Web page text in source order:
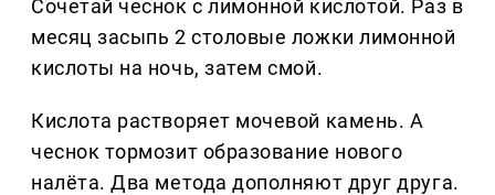
Сочетай чеснок с лимонной кислотой. Раз в
месяц засыпь 2 столовые ложки лимонной
кислоты на ночь, затем смой.
Кислота растворяет мочевой камень. А
чеснок тормозит образование нового
налёта. Два метода дополняют друг друга.